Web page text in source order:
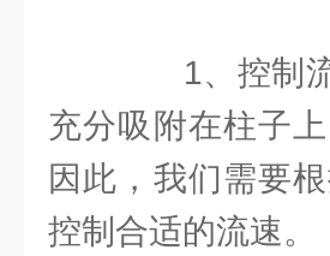
1、控制流
充分吸附在柱子
因此，我们需要
控制合适的流速。